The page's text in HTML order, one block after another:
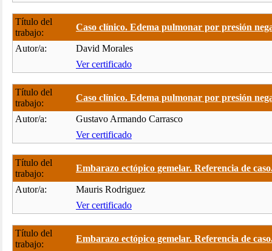
Título del
trabajo:
Caso clínico. Edema pulmonar por presión
Autor/a:
David Morales
Ver certificado
Título del
trabajo:
Caso clínico. Edema pulmonar por presión
Autor/a:
Gustavo Armando Carrasco
Ver certificado
Título del
trabajo:
Embarazo ectópico gemelar. Referencia de
Autor/a:
Mauris Rodriguez
Ver certificado
Título del
trabajo:
Embarazo ectópico gemelar. Referencia de